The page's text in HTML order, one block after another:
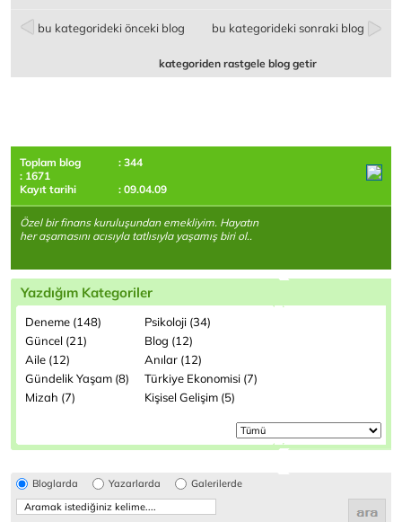
bu kategorideki önceki blog bu kategorideki sonraki blog
kategoriden rastgele blog getir
Toplam blog
: 344
: 1671
Kayıt tarihi
: 09.04.09
Özel bir finans kuruluşundan emekliyim. Hayatın
her aşamasını acısıyla tatlısıyla yaşamış biri ol..
Yazdığım Kategoriler
Deneme (148)
Psikoloji (34)
Güncel (21)
Blog (12)
Aile (12)
Anılar (12)
Gündelik Yaşam (8)
Türkiye Ekonomisi (7)
Mizah (7)
Kişisel Gelişim (5)
Bloglarda Yazarlarda Galerilerde